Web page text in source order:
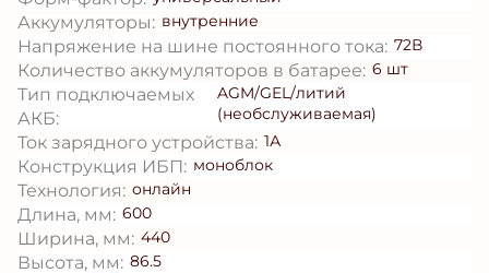
Аккумуляторы: внутренние
Напряжение на шине постоянного тока: 72В
Количество аккумуляторов в батарее: 6 шт
Тип подключаемых
АКБ:
AGM/GEL/литий
(необслуживаемая)
Ток зарядного устройства: 1А
Конструкция ИБП: моноблок
Технология: онлайн
Длина, мм: 600
Ширина, мм: 440
Высота, мм: 86.5